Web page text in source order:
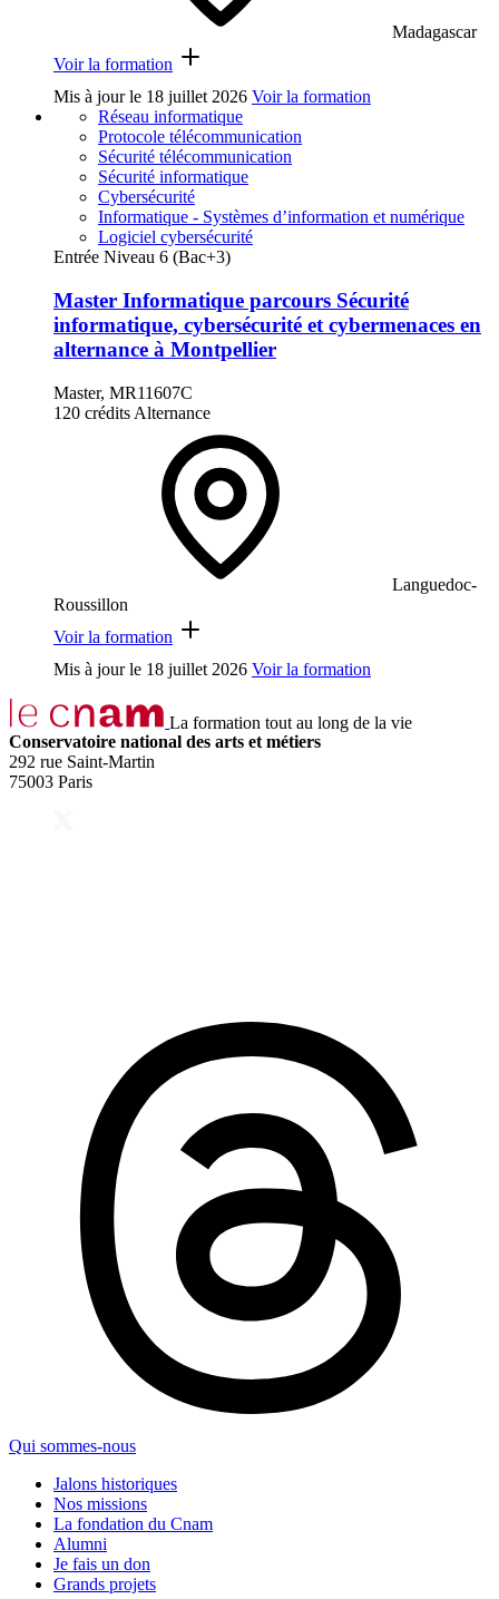
Madagascar
Voir la formation
Mis à jour le 18 juillet 2026 Voir la formation
Réseau informatique
Protocole télécommunication
Sécurité télécommunication
Sécurité informatique
Cybersécurité
Informatique - Systèmes d’information et numérique
Logiciel cybersécurité
Entrée Niveau 6 (Bac+3)
Master Informatique parcours Sécurité
informatique, cybersécurité et cybermenaces en
alternance à Montpellier
Master, MR11607C
120 crédits Alternance
Languedoc-
Roussillon
Voir la formation
Mis à jour le 18 juillet 2026 Voir la formation
La formation tout au long de la vie
Conservatoire national des arts et métiers
292 rue Saint-Martin
75003 Paris
Qui sommes-nous
Jalons historiques
Nos missions
La fondation du Cnam
Alumni
Je fais un don
Grands projets